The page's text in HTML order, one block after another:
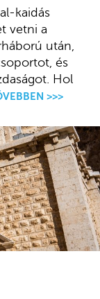
kaidás
vetni a
után,
és
Hol
>>>